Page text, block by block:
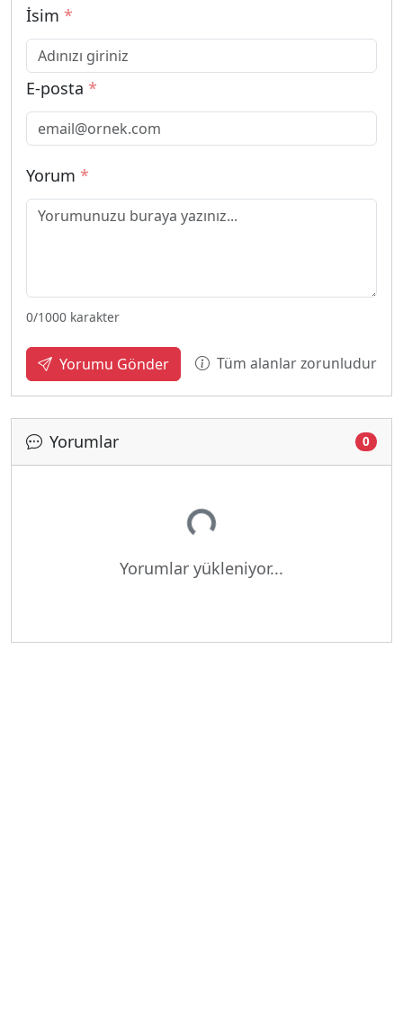
İsim *
E-posta *
Yorum *
0/1000 karakter
Yorumu Gönder Tüm alanlar zorunludur
Yorumlar 0
Yükleniyor...
Yorumlar yükleniyor...